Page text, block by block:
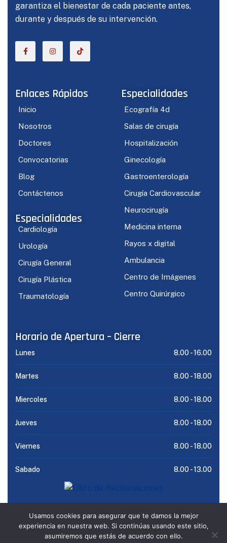
garantiza el bienestar de cada paciente antes,
durante y después de su intervención.
Enlaces Rápidos
Inicio
Nosotros
Doctores
Convocatorias
Blog
Contáctenos
Especialidades
Cardiología
Urología
Cirugía General
Cirugía Plástica
Traumatología
Especialidades
Ecografía 4d
Salas de cirugía
Hospitalización
Ginecología
Gastroenterología
Cirugía Cardiovascular
Neurocirugía
Medicina interna
Rayos x digital
Ambulancia
Centro de Imágenes
Centro Quirúrgico
Horario de Apertura – Cierre
Lunes 8.00 -16.00
Martes 8.00 -18.00
Miercoles 8.00 -18.00
Jueves 8.00 -18.00
Viernes 8.00 -18.00
Sabado 8.00 -13.00
@ 2025 Clínica Santa Beatriz byBluedesk
Usamos cookies para asegurar que te damos la mejor
experiencia en nuestra web. Si continúas usando este sitio,
asumiremos que estás de acuerdo con ello.